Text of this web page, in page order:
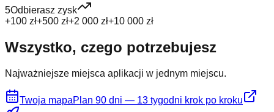
5Odbierasz zysk
+100 zł+500 zł+2 000 zł+10 000 zł
Wszystko, czego potrzebujesz
Najważniejsze miejsca aplikacji w jednym miejscu.
Twoja mapaPlan 90 dni — 13 tygodni krok po kroku